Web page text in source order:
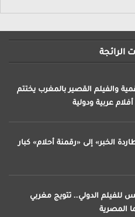
الرائجة
والفيلم القصير بالمغرب يختتم
الخبر» إلى «رقمنة أحلام» كبار
الدولي.. تتويج مغربي
المصرية